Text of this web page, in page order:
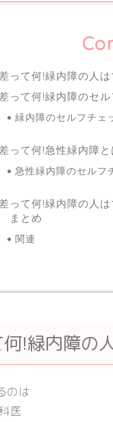
って何!緑内障の人
って何!緑内障のセル
緑内障のセルフチェ
って何!急性緑内障と
急性緑内障のセルフ
って何!緑内障の人
まとめ
関連
!緑内障の
のは
医